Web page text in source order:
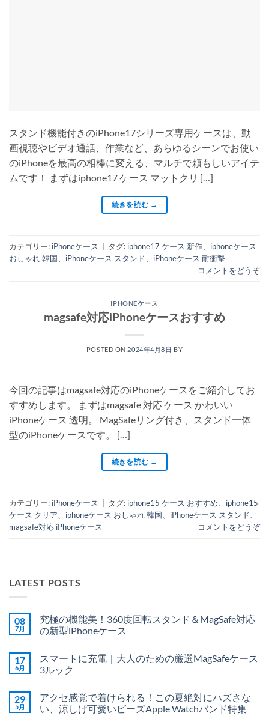
スタンド機能付きのiPhone17シリーズ専用ケースは、動
画視聴やビデオ通話、作業など、あらゆるシーンでお使い
のiPhoneを最高の相棒に変える、マルチで頼もしいアイテ
ムです！ まずはiphone17 ケース マットクリ […]
続きを読む →
カテゴリー: iPhoneケース タグ: iphone17 ケース 新作
iphoneケース
おしゃれ 韓国
iPhoneケース スタンド
iPhoneケース 耐衝撃
コメントをどうぞ
IPHONEケース
magsafe対応iPhoneケースおすすめ
POSTED ON 2024年4月8日 BY
今回の記事はmagsafe対応のiPhoneケースをご紹介してお
すすめします。 まずはmagsafe 対応 ケース かわいい
iPhoneケース 透明。 MagSafeリング付き、スタンド一体
型のiPhoneケースです。 […]
続きを読む →
カテゴリー: iPhoneケース タグ: iphone15 ケース おすすめ、 iphone15
ケース クリア、 iphoneケース おしゃれ 韓国、 iPhoneケース スタンド、
magsafe対応 iPhoneケース
コメントをどうぞ
LATEST POSTS
08
7月
究極の機能美！360度回転スタンド＆MagSafe対応
の新型iPhoneケース
の
機
能
度
回
転
ン
ト
は
あ
り
ま
17
6月
スマートに充電｜大人のための厳選MagSafeケース
3ルック
ー
ト
に
ン
ト
は
29
5月
アクセ感覚で着けられる！この夏絶対にハズさな
い、涼しげ可愛いビーズApple Watchバンド特集